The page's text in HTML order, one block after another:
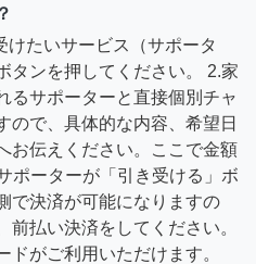
たいサービス（サポータ
タンを押してください。 2.家
るサポーターと直接個別チャ
ので、具体的な内容、希望日
お伝えください。ここで金額
ポーターが「引き受ける」ボ
で決済が可能になりますの
払い決済をしてください。
がご利用いただけます。